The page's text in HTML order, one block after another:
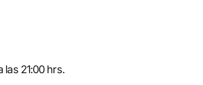
las 21:00 hrs.